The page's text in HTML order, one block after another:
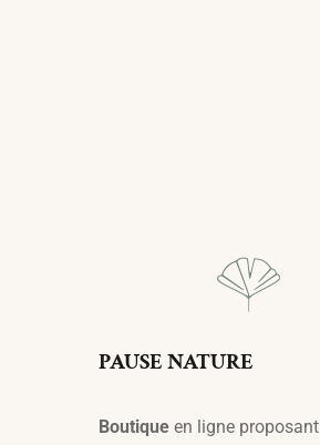
PAUSE NATURE
Boutique en ligne proposant